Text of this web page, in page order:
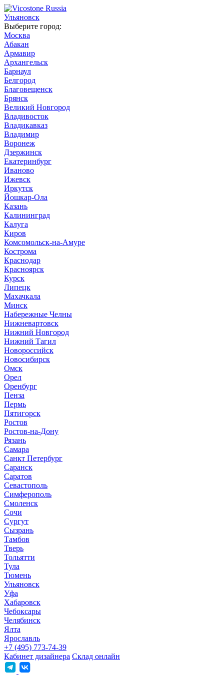
Ульяновск
Выберите город:
Москва
Абакан
Армавир
Архангельск
Барнаул
Белгород
Благовещенск
Брянск
Великий Новгород
Владивосток
Владикавказ
Владимир
Воронеж
Дзержинск
Екатеринбург
Иваново
Ижевск
Иркутск
Йошкар-Ола
Казань
Калининград
Калуга
Киров
Комсомольск-на-Амуре
Кострома
Краснодар
Красноярск
Курск
Липецк
Махачкала
Минск
Набережные Челны
Нижневартовск
Нижний Новгород
Нижний Тагил
Новороссийск
Новосибирск
Омск
Орел
Оренбург
Пенза
Пермь
Пятигорск
Ростов
Ростов-на-Дону
Рязань
Самара
Санкт Петербург
Саранск
Саратов
Севастополь
Симферополь
Смоленск
Сочи
Сургут
Сызрань
Тамбов
Тверь
Тольятти
Тула
Тюмень
Ульяновск
Уфа
Хабаровск
Чебоксары
Челябинск
Ялта
Ярославль
+7 (495) 773-74-39
Кабинет дизайнера Склад онлайн